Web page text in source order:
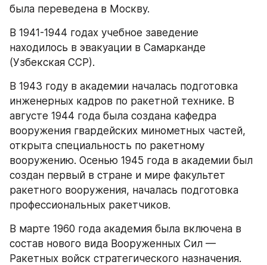
была переведена в Москву.
В 1941-1944 годах учебное заведение
находилось в эвакуации в Самарканде
(Узбекская ССР).
В 1943 году в академии началась подготовка
инженерных кадров по ракетной технике. В
августе 1944 года была создана кафедра
вооружения гвардейских минометных частей,
открыта специальность по ракетному
вооружению. Осенью 1945 года в академии был
создан первый в стране и мире факультет
ракетного вооружения, началась подготовка
профессиональных ракетчиков.
В марте 1960 года академия была включена в
состав нового вида Вооруженных Сил —
Ракетных войск стратегического назначения.